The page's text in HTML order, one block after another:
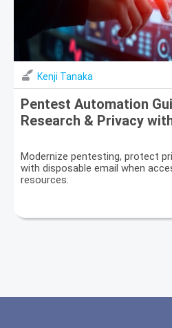
Kenji Tanaka
Pentest Automation
Research & Privacy
Modernize pentesting, protect
with disposable email when
resources.